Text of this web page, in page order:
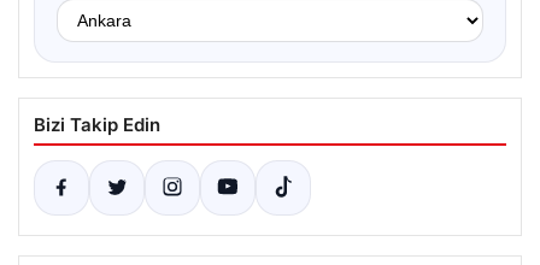
Bizi Takip Edin